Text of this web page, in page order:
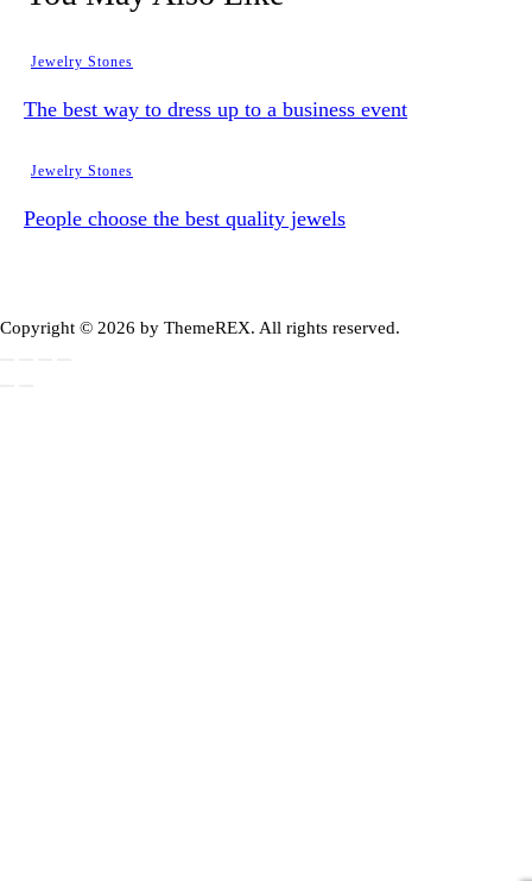
Jewelry Stones
The best way to dress up to a business event
Jewelry Stones
People choose the best quality jewels
Copyright © 2026 by ThemeREX. All rights reserved.